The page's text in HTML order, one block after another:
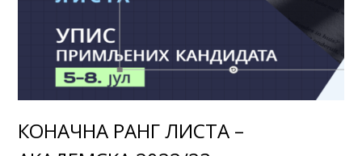
КОНАЧНА РАНГ ЛИСТА –